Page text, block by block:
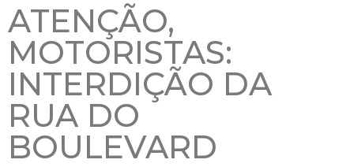
ATENÇÃO,
MOTORISTAS:
INTERDIÇÃO DA
RUA DO
BOULEVARD